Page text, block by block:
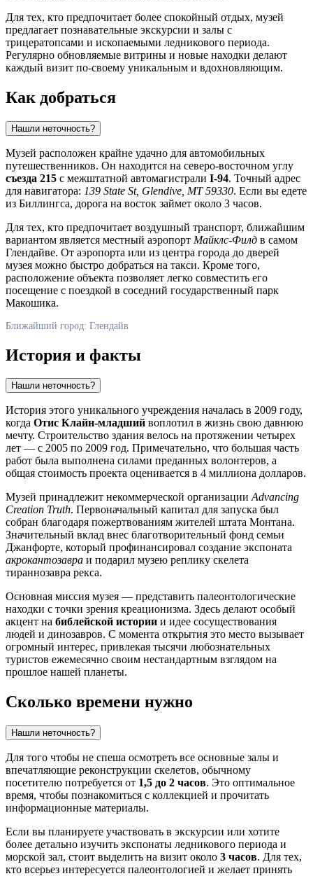
Для тех, кто предпочитает более спокойный отдых, музей
предлагает познавательные экскурсии и залы с
трицератопсами и ископаемыми ледникового периода.
Регулярно обновляемые витрины и новые находки делают
каждый визит по-своему уникальным и вдохновляющим.
Как добраться
Нашли неточность?
Музей расположен крайне удачно для автомобильных
путешественников. Он находится на северо-восточном углу
съезда 215 с межштатной автомагистрали I-94. Точный адрес
для навигатора: 139 State St, Glendive, MT 59330. Если вы едете
из Биллингса, дорога на восток займет около 3 часов.
Для тех, кто предпочитает воздушный транспорт, ближайшим
вариантом является местный аэропорт Майклс-Филд в самом
Глендайве. От аэропорта или из центра города до дверей
музея можно быстро добраться на такси. Кроме того,
расположение объекта позволяет легко совместить его
посещение с поездкой в соседний государственный парк
Макошика.
Ближайший город: Глендайв
История и факты
Нашли неточность?
История этого уникального учреждения началась в 2009 году,
когда Отис Клайн-младший воплотил в жизнь свою давнюю
мечту. Строительство здания велось на протяжении четырех
лет — с 2005 по 2009 год. Примечательно, что большая часть
работ была выполнена силами преданных волонтеров, а
общая стоимость проекта оценивается в 4 миллиона долларов.
Музей принадлежит некоммерческой организацииAdvancing
Creation Truth. Первоначальный капитал для запуска был
собран благодаря пожертвованиям жителей штата Монтана.
Значительный вклад внес благотворительный фонд семьи
Джанфорте, который профинансировал создание экспоната
акрокантозавра и подарил музею реплику скелета
тираннозавра рекса.
Основная миссия музея — представить палеонтологические
находки с точки зрения креационизма. Здесь делают особый
акцент на библейской истории и идее сосуществования
людей и динозавров. С момента открытия это место вызывает
огромный интерес, привлекая тысячи любознательных
туристов ежемесячно своим нестандартным взглядом на
прошлое нашей планеты.
Сколько времени нужно
Нашли неточность?
Для того чтобы не спеша осмотреть все основные залы и
впечатляющие реконструкции скелетов, обычному
посетителю потребуется от 1,5 до 2 часов. Это оптимальное
время, чтобы познакомиться с коллекцией и прочитать
информационные материалы.
Если вы планируете участвовать в экскурсии или хотите
более детально изучить экспонаты ледникового периода и
морской зал, стоит выделить на визит около 3 часов. Для тех,
кто всерьез интересуется палеонтологией и желает принять